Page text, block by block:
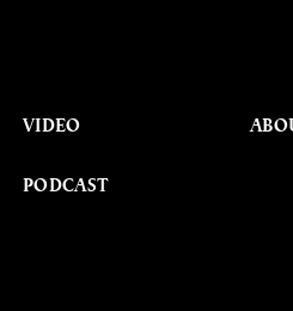
VIDEO
PODCAST